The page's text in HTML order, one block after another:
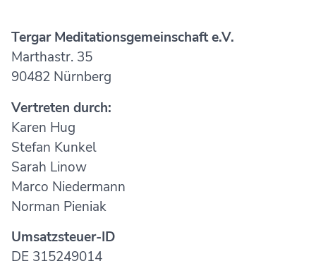
Tergar Meditationsgemeinschaft e.V.
Marthastr. 35
90482 Nürnberg
Vertreten durch:
Karen Hug
Stefan Kunkel
Sarah Linow
Marco Niedermann
Norman Pieniak
Umsatzsteuer-ID
DE 315249014